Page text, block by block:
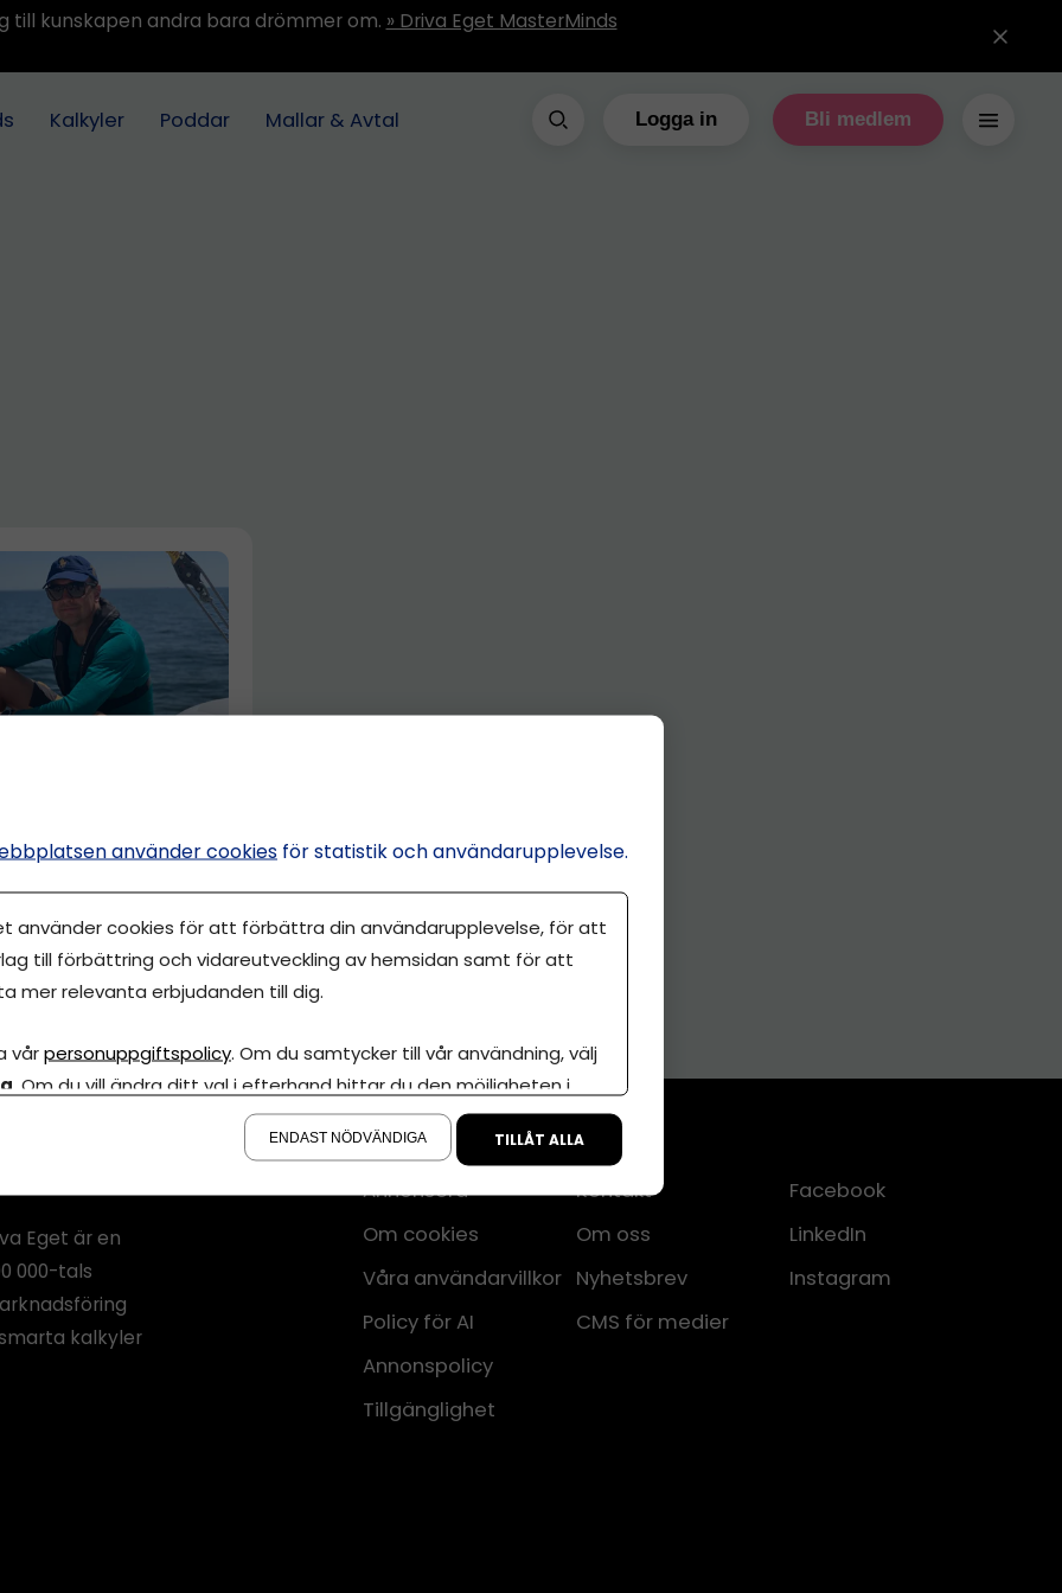
till kunskapen andra bara drömmer om. » Driva Eget MasterMinds
Kalkyler Poddar Mallar & Avtal Logga in Bli medlem
till
Eget är en
000-tals
kalkyler
Annonsera
Om cookies
Våra användarvillkor
Policy för AI
Annonspolicy
Tillgänglighet
Kontakt
Om oss
Nyhetsbrev
CMS för medier
Facebook
LinkedIn
Instagram
använder cookies för statistik och användarupplevelse.
använder cookies för att förbättra din användarupplevelse, för att
till förbättring och vidareutveckling av hemsidan samt för att
mer relevanta erbjudanden till dig.
vårpersonuppgiftspolicy. Om du samtycker till vår användning, välj
. Om du vill ändra ditt val i efterhand hittar du den möjligheten i
ENDAST NÖDVÄNDIGA TILLÅT ALLA